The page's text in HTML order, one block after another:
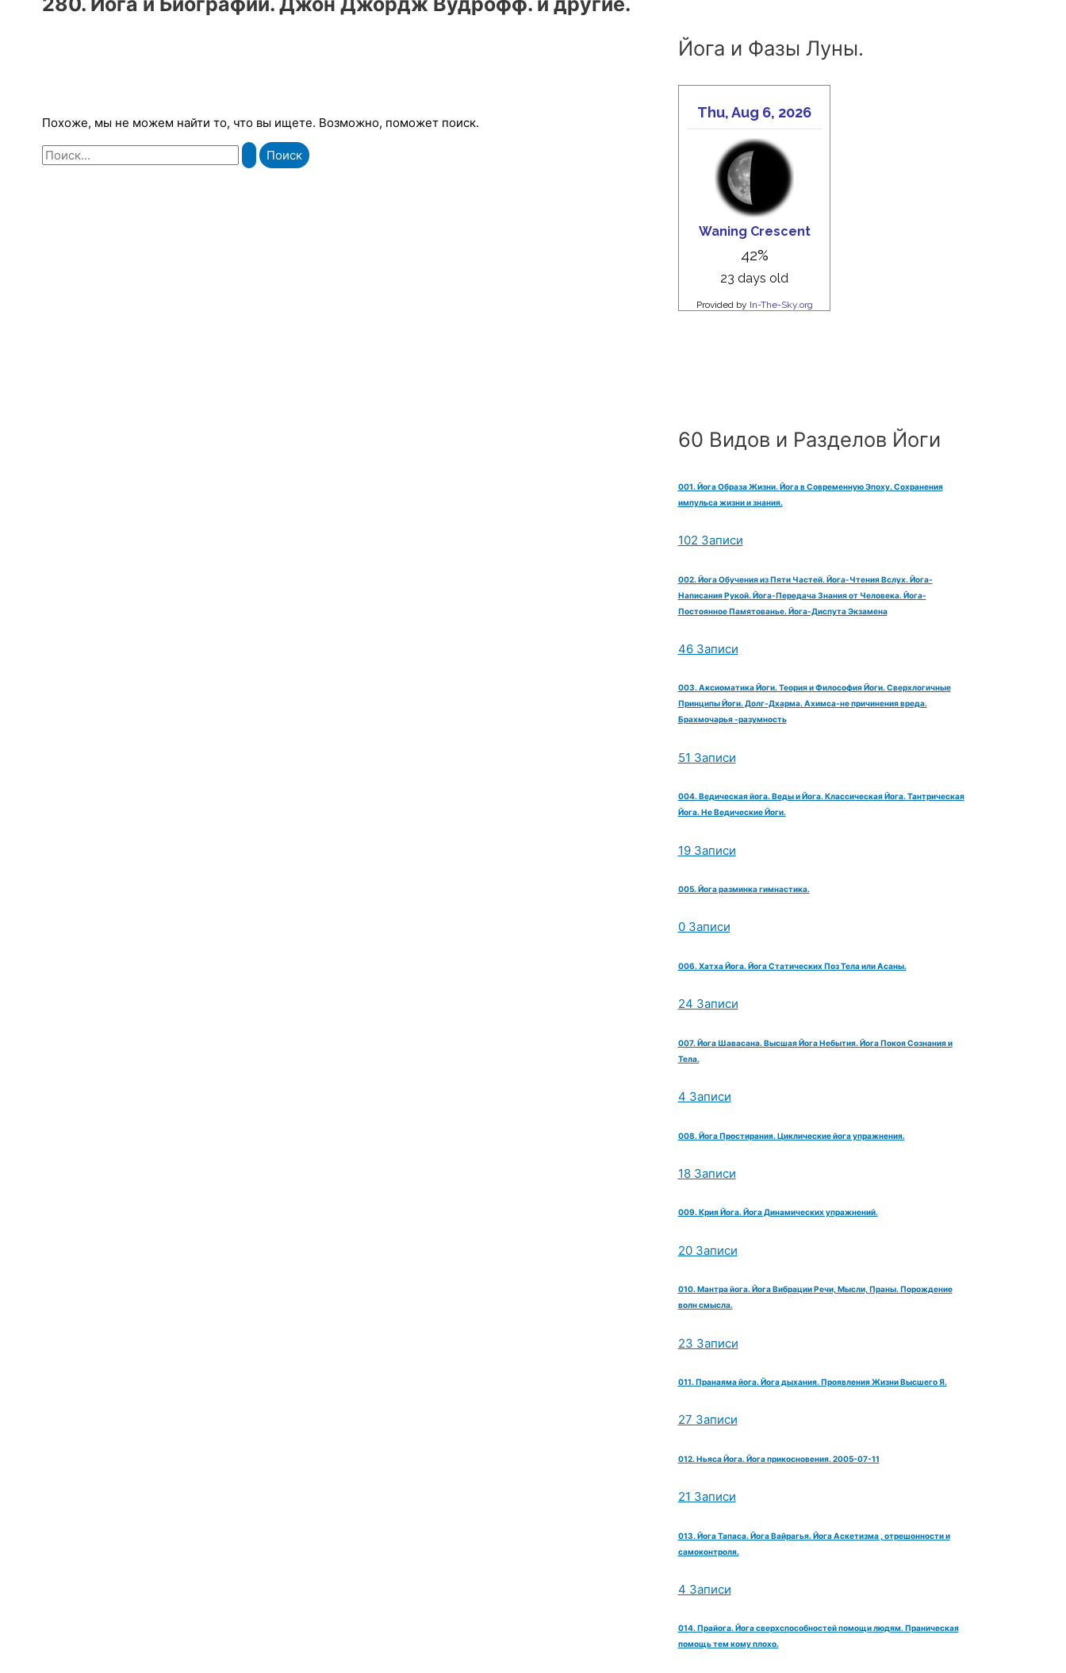
Похоже, мы не можем найти то, что вы ищете. Возможно, поможет поиск.
Поиск:
Йога и Фазы Луны.
60 Видов и Разделов Йоги
001. Йога Образа Жизни. Йога в Современную Эпоху. Сохранения
импульса жизни и знания.
102 Записи
002. Йога Обучения из Пяти Частей. Йога-Чтения Вслух. Йога-
Написания Рукой. Йога-Передача Знания от Человека. Йога-
Постоянное Памятованье. Йога-Диспута Экзамена
46 Записи
003. Аксиоматика Йоги. Теория и Философия Йоги. Сверхлогичные
Принципы Йоги. Долг-Дхарма. Ахимса-не причинения вреда.
Брахмочарья -разумность
51 Записи
004. Ведическая йога. Веды и Йога. Классическая Йога. Тантрическая
Йога. Не Ведические Йоги.
19 Записи
005. Йога разминка гимнастика.
0 Записи
006. Хатха Йога. Йога Статических Поз Тела или Асаны.
24 Записи
007. Йога Шавасана. Высшая Йога Небытия. Йога Покоя Сознания и
Тела.
4 Записи
008. Йога Простирания. Циклические йога упражнения.
18 Записи
009. Крия Йога. Йога Динамических упражнений.
20 Записи
010. Мантра йога. Йога Вибрации Речи, Мысли, Праны. Порождение
волн смысла.
23 Записи
011. Пранаяма йога. Йога дыхания. Проявления Жизни Высшего Я.
27 Записи
012. Ньяса Йога. Йога прикосновения. 2005-07-11
21 Записи
013. Йога Тапаса. Йога Вайрагья. Йога Аскетизма , отрешонности и
самоконтроля.
4 Записи
014. Прайога. Йога сверхспособностей помощи людям. Праническая
помощь тем кому плохо.